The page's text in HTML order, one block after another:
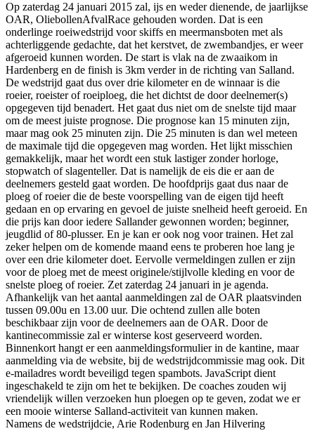
Op zaterdag 24 januari 2015 zal, ijs en weder dienende, de jaarlijkse
OAR, OliebollenAfvalRace gehouden worden. Dat is een
onderlinge roeiwedstrijd voor skiffs en meermansboten met als
achterliggende gedachte, dat het kerstvet, de zwembandjes, er weer
afgeroeid kunnen worden. De start is vlak na de zwaaikom in
Hardenberg en de finish is 3km verder in de richting van Salland.
De wedstrijd gaat dus over drie kilometer en de winnaar is die
roeier, roeister of roeiploeg, die het dichtst de door deelnemer(s)
opgegeven tijd benadert. Het gaat dus niet om de snelste tijd maar
om de meest juiste prognose. Die prognose kan 15 minuten zijn,
maar mag ook 25 minuten zijn. Die 25 minuten is dan wel meteen
de maximale tijd die opgegeven mag worden. Het lijkt misschien
gemakkelijk, maar het wordt een stuk lastiger zonder horloge,
stopwatch of slagenteller. Dat is namelijk de eis die er aan de
deelnemers gesteld gaat worden. De hoofdprijs gaat dus naar de
ploeg of roeier die de beste voorspelling van de eigen tijd heeft
gedaan en op ervaring en gevoel de juiste snelheid heeft geroeid. En
die prijs kan door iedere Sallander gewonnen worden; beginner,
jeugdlid of 80-plusser. En je kan er ook nog voor trainen. Het zal
zeker helpen om de komende maand eens te proberen hoe lang je
over een drie kilometer doet. Eervolle vermeldingen zullen er zijn
voor de ploeg met de meest originele/stijlvolle kleding en voor de
snelste ploeg of roeier. Zet zaterdag 24 januari in je agenda.
Afhankelijk van het aantal aanmeldingen zal de OAR plaatsvinden
tussen 09.00u en 13.00 uur. Die ochtend zullen alle boten
beschikbaar zijn voor de deelnemers aan de OAR. Door de
kantinecommissie zal er winterse kost geserveerd worden.
Binnenkort hangt er een aanmeldingsformulier in de kantine, maar
aanmelding via de website, bij de wedstrijdcommissie mag ook. Dit
e-mailadres wordt beveiligd tegen spambots. JavaScript dient
ingeschakeld te zijn om het te bekijken. De coaches zouden wij
vriendelijk willen verzoeken hun ploegen op te geven, zodat we er
een mooie winterse Salland-activiteit van kunnen maken.
Namens de wedstrijdcie, Arie Rodenburg en Jan Hilvering